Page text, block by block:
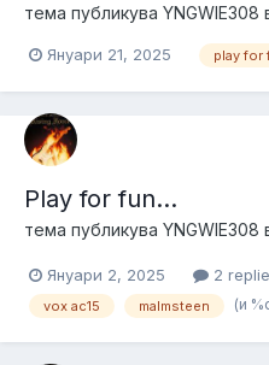
тема публикува YNGWIE308
Януари 21, 2025 play for
Play for fun...
тема публикува YNGWIE308
Януари 2, 2025 2
vox ac15 malmsteen (и